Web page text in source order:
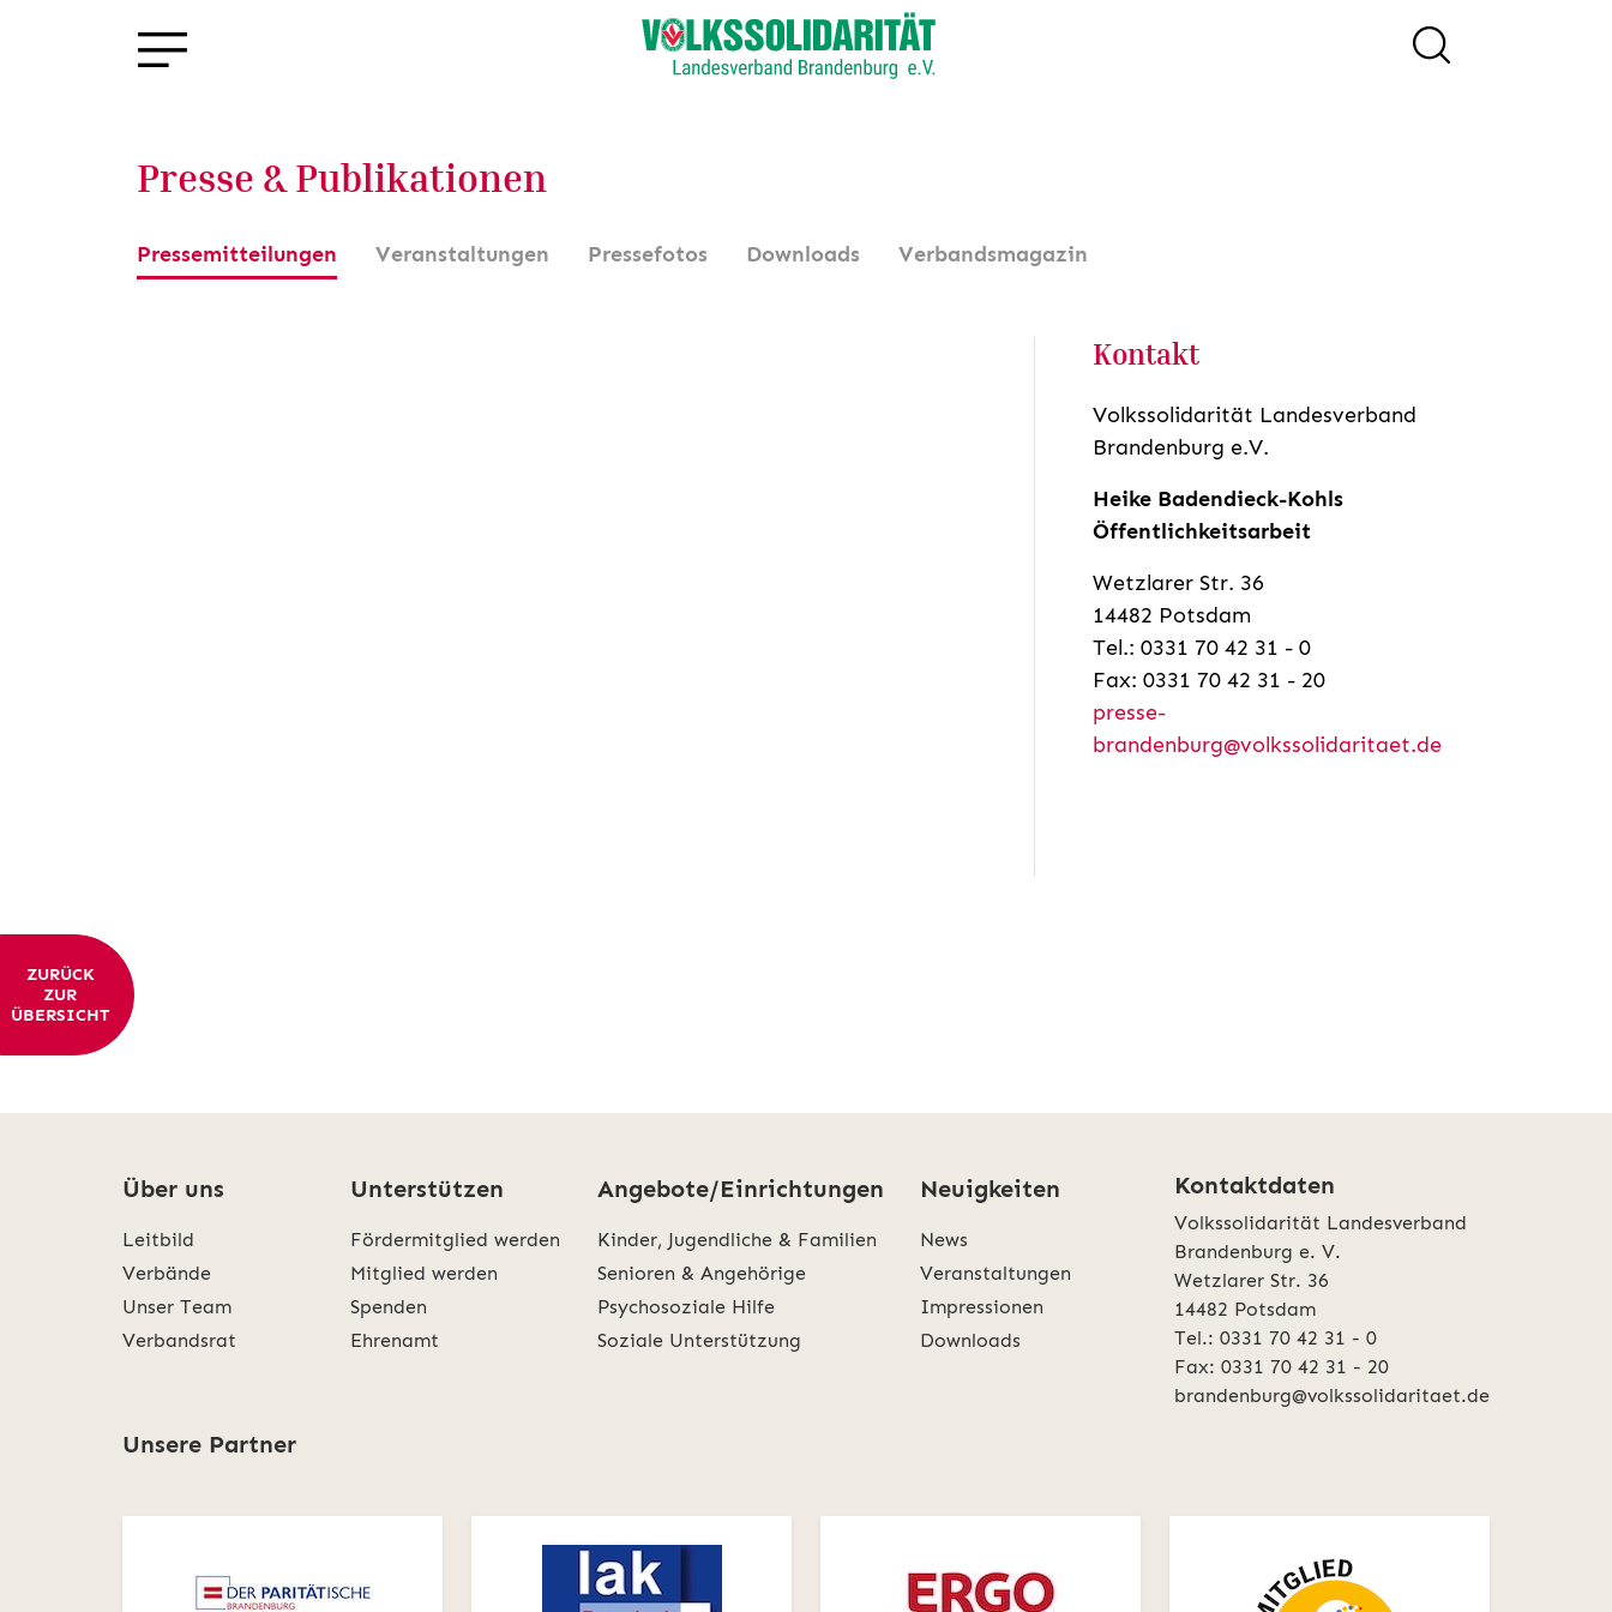
Presse & Publikationen
Pressemitteilungen Veranstaltungen Pressefotos Downloads Verbandsmagazin
Kontakt
Volkssolidarität Landesverband
Brandenburg e.V.
Heike Badendieck-Kohls
Öffentlichkeitsarbeit
Wetzlarer Str. 36
14482 Potsdam
Tel.: 0331 70 42 31 - 0
Fax: 0331 70 42 31 - 20
presse-
brandenburg@volkssolidaritaet.de
ZURÜCK
ZUR
ÜBERSICHT
Über uns
Leitbild
Verbände
Unser Team
Verbandsrat
Unterstützen
Fördermitglied werden
Mitglied werden
Spenden
Ehrenamt
Angebote/Einrichtungen
Kinder, Jugendliche & Familien
Senioren & Angehörige
Psychosoziale Hilfe
Soziale Unterstützung
Neuigkeiten
News
Veranstaltungen
Impressionen
Downloads
Kontaktdaten
Volkssolidarität Landesverband
Brandenburg e. V.
Wetzlarer Str. 36
14482 Potsdam
Tel.: 0331 70 42 31 - 0
Fax: 0331 70 42 31 - 20
brandenburg@volkssolidaritaet.de
Unsere Partner